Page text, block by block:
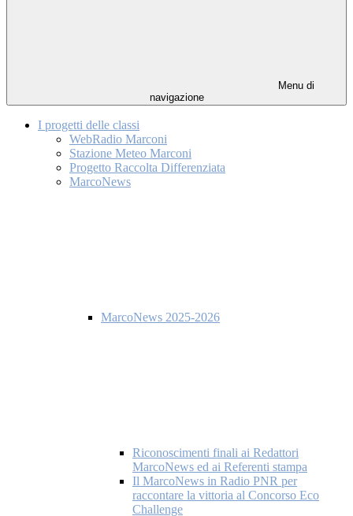
Menu di
navigazione
I progetti delle classi
WebRadio Marconi
Stazione Meteo Marconi
Progetto Raccolta Differenziata
MarcoNews
MarcoNews 2025-2026
Riconoscimenti finali ai Redattori
MarcoNews ed ai Referenti stampa
Il MarcoNews in Radio PNR per
raccontare la vittoria al Concorso Eco
Challenge